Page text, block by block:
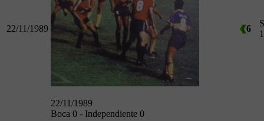
22/11/1989
22/11/1989
Boca 0 - Independiente 0
6